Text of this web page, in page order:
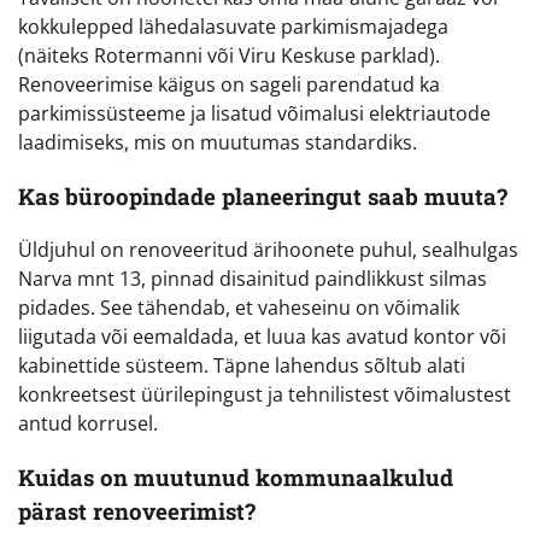
kokkulepped lähedalasuvate parkimismajadega
(näiteks Rotermanni või Viru Keskuse parklad).
Renoveerimise käigus on sageli parendatud ka
parkimissüsteeme ja lisatud võimalusi elektriautode
laadimiseks, mis on muutumas standardiks.
Kas büroopindade planeeringut saab muuta?
Üldjuhul on renoveeritud ärihoonete puhul, sealhulgas
Narva mnt 13, pinnad disainitud paindlikkust silmas
pidades. See tähendab, et vaheseinu on võimalik
liigutada või eemaldada, et luua kas avatud kontor või
kabinettide süsteem. Täpne lahendus sõltub alati
konkreetsest üürilepingust ja tehnilistest võimalustest
antud korrusel.
Kuidas on muutunud kommunaalkulud
pärast renoveerimist?